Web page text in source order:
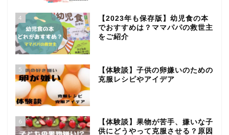
4
【2023年も保存版】幼児食の本
でおすすめは？ママパパの救世主
をご紹介
5
【体験談】子供の卵嫌いのための
克服レシピやアイデア
6
【体験談】果物が苦手、嫌いな子
供にどうやって克服させる？原因